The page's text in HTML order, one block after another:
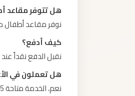
هل تتوفر مقاعد
نوفر مقاعد أطفال
كيف أدفع؟
نقبل الدفع نقداً
هل تعملون في
نعم، الخدمة متاحة 365 يوماً في السنة بما في ذلك الأعياد الرسمية والمواسم السياحية.